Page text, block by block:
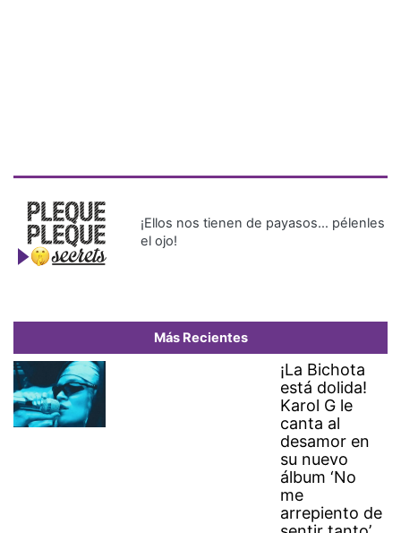
¡Ellos nos tienen de payasos… pélenles
el ojo!
Más Recientes
¡La Bichota
está dolida!
Karol G le
canta al
desamor en
su nuevo
álbum ‘No
me
arrepiento de